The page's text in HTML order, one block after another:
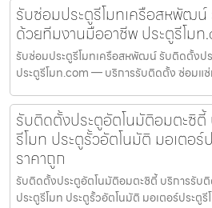
รับซ่อมประตูรีโมทเครือสหพัฒ
ด้วยทีมงานมืออาชีพ ประตูรีโมท
รับซ่อมประตูรีโมทเครือสหพัฒน์ รับติดตั้งป
ประตูรีโมท.com — บริการรับติดตั้ง ซ่อมแ
รับติดตั้งประตูอัตโนมัติอมตะซิ
รีโมท ประตูรั้วอัตโนมัติ มอเตอร์
ราคาถูก
รับติดตั้งประตูอัตโนมัติอมตะซิตี้ บริการรับ
ประตูรีโมท ประตูรั้วอัตโนมัติ มอเตอร์ประตูรี